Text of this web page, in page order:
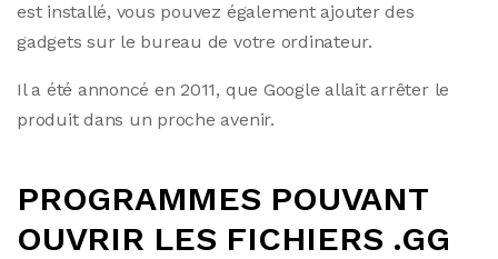
est installé, vous pouvez également ajouter des
gadgets sur le bureau de votre ordinateur.
Il a été annoncé en 2011, que Google allait arrêter le
produit dans un proche avenir.
PROGRAMMES POUVANT
OUVRIR LES FICHIERS .GG